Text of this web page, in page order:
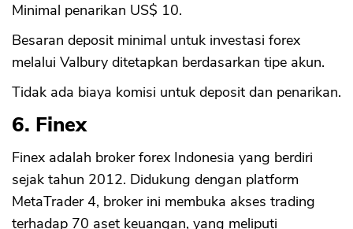
Minimal penarikan US$ 10.
Besaran deposit minimal untuk investasi forex
melalui Valbury ditetapkan berdasarkan tipe akun.
Tidak ada biaya komisi untuk deposit dan penarikan.
6. Finex
Finex adalah broker forex Indonesia yang berdiri
sejak tahun 2012. Didukung dengan platform
MetaTrader 4, broker ini membuka akses trading
terhadap 70 aset keuangan, yang meliputi